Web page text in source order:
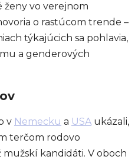
ženy vo verejnom
o rastúcom trende –
týkajúcich sa pohlavia,
a genderových
v Nemecku a USA ukázali,
terčom rodovo
kandidáti. V oboch